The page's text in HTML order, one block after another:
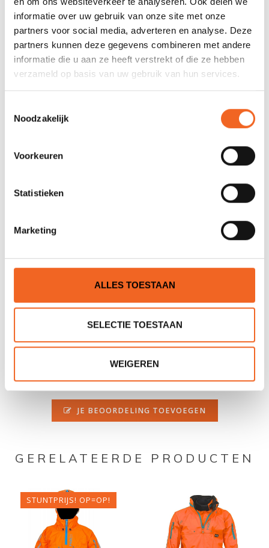
informatie over uw gebruik van onze site met onze
partners voor social media, adverteren en analyse. Deze
partners kunnen deze gegevens combineren met andere
informatie die u aan ze heeft verstrekt of die ze hebben
verzameld op basis van uw gebruik van hun services.
Noodzakelijk
Voorkeuren
Statistieken
Marketing
ALLES TOESTAAN
SELECTIE TOESTAAN
WEIGEREN
SPECIFICATIES
Toepassing Toer/Zee
Materiaal
XP 3-laags / 20.000 mm
Gewicht
Afsluiting nek
Neopreen velcro verstelbaar
Latex + neopreen velcro
Spatzeil schacht Ja
REVIEWS
Nog niet gewaardeerd
0 sterren op basis van 0 beoordelingen
JE BEOORDELING TOEVOEGEN
GERELATEERDE PRODUCTEN
STUNTPRIJS! OP=OP!